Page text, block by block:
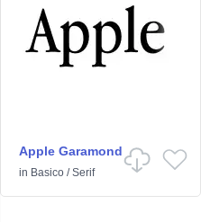
Apple Garamond
in Basico /Serif